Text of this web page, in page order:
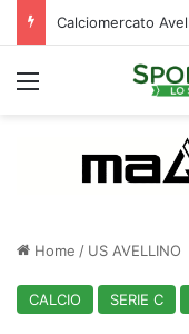
Menu
Home / US AVELLINO
CALCIO SERIE C